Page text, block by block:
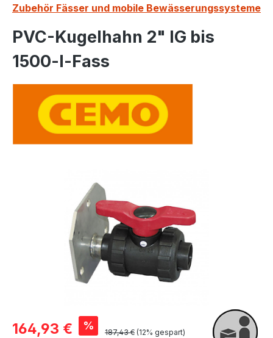
Zubehör Fässer und mobile Bewässerungssysteme
PVC-Kugelhahn 2" IG bis
1500-l-Fass
Verkaufspreis:
164,93 € % Regulärer Preis:
187,43 € (12% gespart)